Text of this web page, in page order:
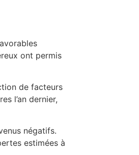
ont permis
de facteurs
l’an dernier,
négatifs.
estimées à